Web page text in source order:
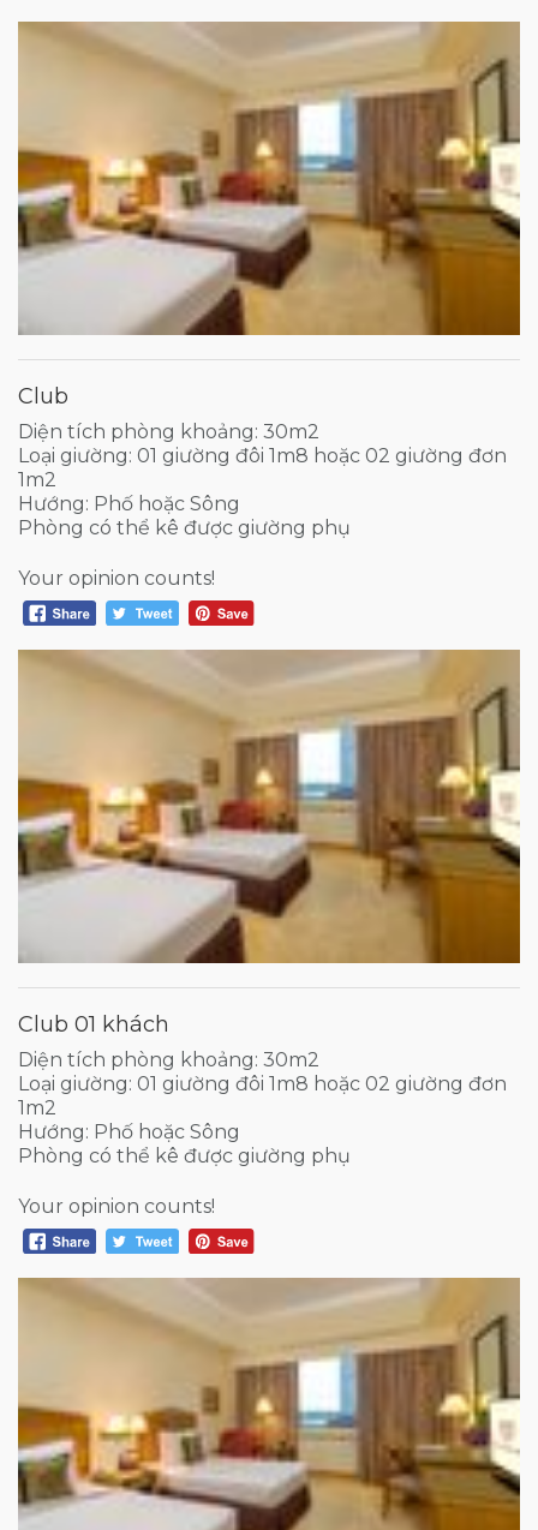
Club
Diện tích phòng khoảng: 30m2
Loại giường: 01 giường đôi 1m8 hoặc 02 giường đơn
1m2
Hướng: Phố hoặc Sông
Phòng có thể kê được giường phụ
Your opinion counts!
Club 01 khách
Diện tích phòng khoảng: 30m2
Loại giường: 01 giường đôi 1m8 hoặc 02 giường đơn
1m2
Hướng: Phố hoặc Sông
Phòng có thể kê được giường phụ
Your opinion counts!